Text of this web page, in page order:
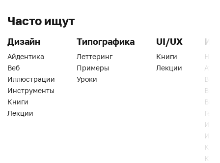
Часто ищут
Дизайн
Айдентика
Веб
Иллюстрации
Инструменты
Книги
Лекции
Типографика
Леттеринг
Примеры
Уроки
UI/UX
Книги
Лекции
Веб